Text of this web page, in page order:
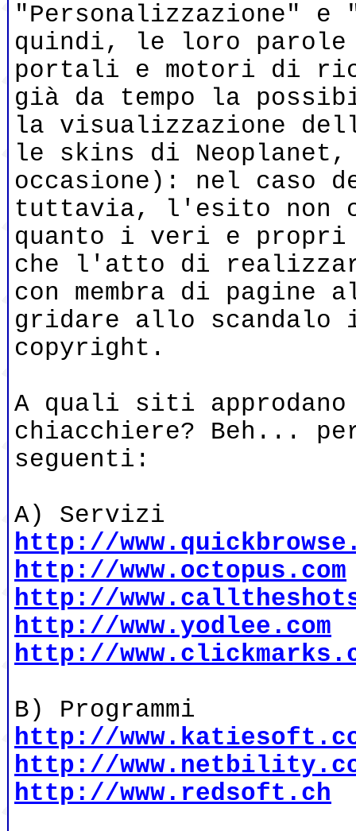
"Personalizzazione" e
quindi, le loro
portali e motori di
già da tempo la
la visualizzazione
le skins di
occasione): nel caso
tuttavia, l'esito non
quanto i veri e
che l'atto di
con membra di
gridare allo
copyright.
A quali siti
chiacchiere? Beh...
seguenti:
A) Servizi
http://
http://www.octopus.com
http://
http://www.yodlee.com
http://
B) Programmi
http://
http://
http://www.redsoft.ch